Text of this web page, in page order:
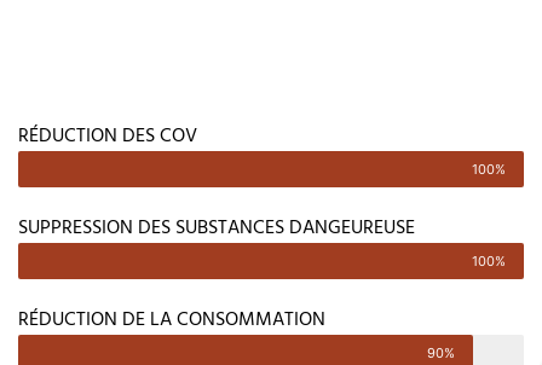
RÉDUCTION DES COV
100%
SUPPRESSION DES SUBSTANCES DANGEUREUSE
100%
RÉDUCTION DE LA CONSOMMATION
90%